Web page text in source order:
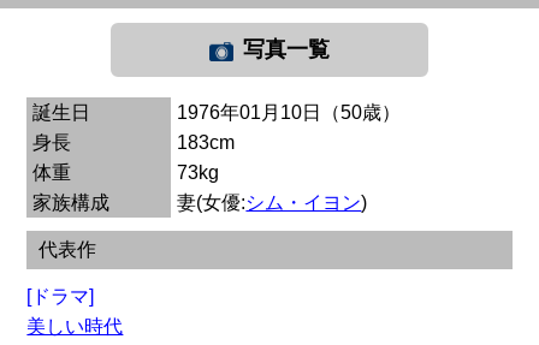
写真一覧
誕生日
1976年01月10日（50歳）
身長
183cm
体重
73kg
家族構成
妻(女優:シム・イヨン)
代表作
[ドラマ]
美しい時代